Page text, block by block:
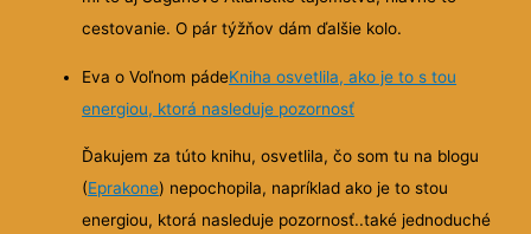
cestovanie. O pár týžňov dám ďalšie kolo.
Eva o Voľnom pádeKniha osvetlila, ako je to s tou
energiou, ktorá nasleduje pozornosť
Ďakujem za túto knihu, osvetlila, čo som tu na blogu
(Eprakone) nepochopila, napríklad ako je to stou
energiou, ktorá nasleduje pozornosť..také jednoduché